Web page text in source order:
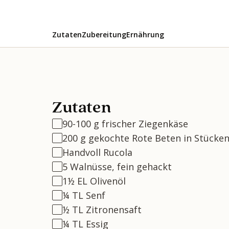
ZutatenZubereitungErnährung
Zutaten
90-100 g frischer Ziegenkäse
200 g gekochte Rote Beten in Stücken
Handvoll Rucola
5 Walnüsse, fein gehackt
1½ EL Olivenöl
¼ TL Senf
½ TL Zitronensaft
¼ TL Essig